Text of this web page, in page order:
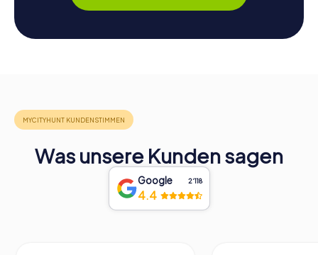
Was unsere Kunden sagen
Google 2‘118
4.4